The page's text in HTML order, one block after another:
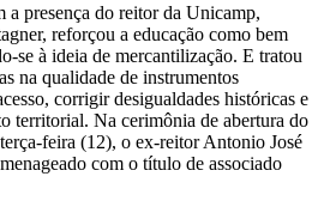
a presença do reitor da Unicamp,
reforçou a educação como bem
se à ideia de mercantilização. E tratou
na qualidade de instrumentos
corrigir desigualdades históricas e
territorial. Na cerimônia de abertura do
feira (12), o ex-reitor Antonio José
com o título de associado